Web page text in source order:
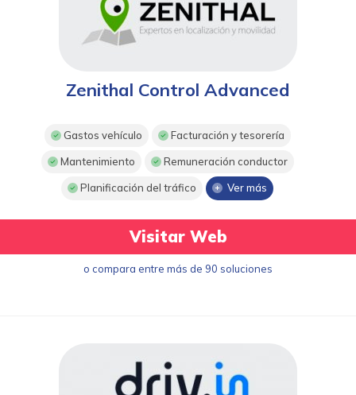
Zenithal Control Advanced
Gastos vehículo Facturación y tesorería
Mantenimiento Remuneración conductor
Planificación del tráfico Ver más
Visitar Web
o compara entre más de 90 soluciones